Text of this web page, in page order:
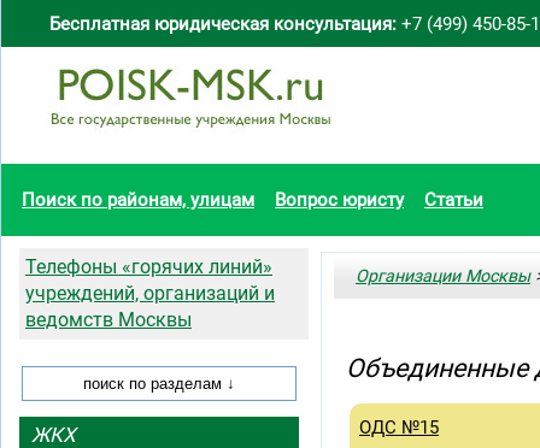
Бесплатная юридическая консультация: +7 (499) 450-85-
Поиск по районам, улицам Вопрос юристу Статьи
Организации Москвы
Объединенные
ОДС №15
Телефоны «горячих линий»
учреждений, организаций и
ведомств Москвы
ЖКХ